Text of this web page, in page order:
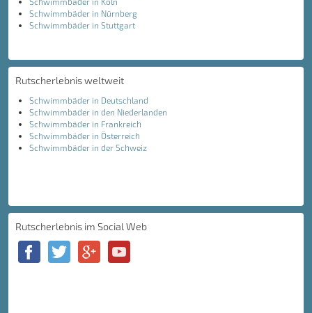
Schwimmbäder in Nürnberg
Schwimmbäder in Stuttgart
Rutscherlebnis weltweit
Schwimmbäder in Deutschland
Schwimmbäder in den Niederlanden
Schwimmbäder in Frankreich
Schwimmbäder in Österreich
Schwimmbäder in der Schweiz
Rutscherlebnis im Social Web